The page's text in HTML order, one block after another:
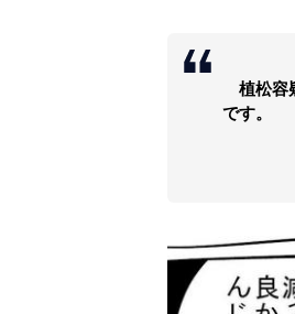
植松容
です。